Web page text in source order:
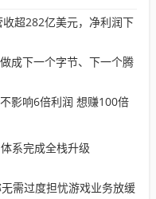
超282亿美元，净利润下
成下一个字节、下一个腾
影响6倍利润 想赚100倍
系完成全栈升级
需过度担忧游戏业务放缓